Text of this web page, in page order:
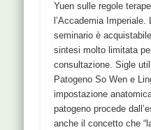
Yuen sulle regole
l’Accademia Imperiale.
seminario è
sintesi molto limitata
consultazione. Sigle
Patogeno So Wen e
impostazione
patogeno procede
anche il concetto che